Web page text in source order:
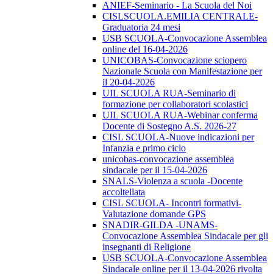
ANIEF-Seminario - La Scuola del Noi
CISLSCUOLA.EMILIA CENTRALE-
Graduatoria 24 mesi
USB SCUOLA-Convocazione Assemblea
online del 16-04-2026
UNICOBAS-Convocazione sciopero
Nazionale Scuola con Manifestazione per
il 20-04-2026
UIL SCUOLA RUA-Seminario di
formazione per collaboratori scolastici
UIL SCUOLA RUA-Webinar conferma
Docente di Sostegno A.S. 2026-27
CISL SCUOLA-Nuove indicazioni per
Infanzia e primo ciclo
unicobas-convocazione assemblea
sindacale per il 15-04-2026
SNALS-Violenza a scuola -Docente
accoltellata
CISL SCUOLA- Incontri formativi-
Valutazione domande GPS
SNADIR-GILDA -UNAMS-
Convocazione Assemblea Sindacale per gli
insegnanti di Religione
USB SCUOLA-Convocazione Assemblea
Sindacale online per il 13-04-2026 rivolta